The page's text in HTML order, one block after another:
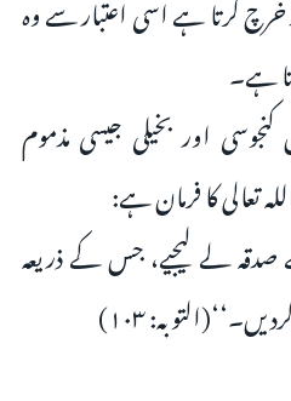
ہے۔
اور بخیلی جیسی مذموم
تعالی کا فرمان ہے:
لے لیجیے، جس کے ذریعہ
۱۰۳)